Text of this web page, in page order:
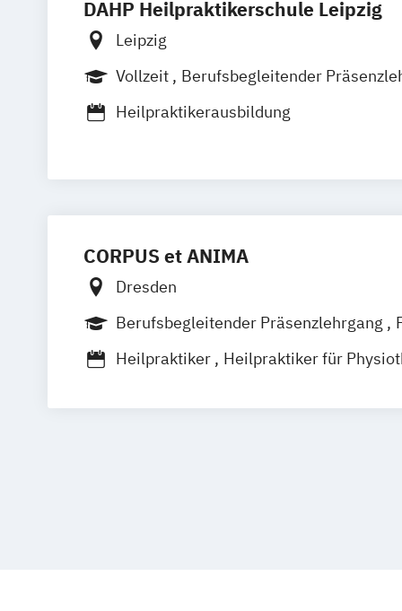
DAHP Heilpraktikerschule Leipzig
Leipzig
Vollzeit
Berufsbegleitender
Heilpraktikerausbildung
CORPUS et ANIMA
Dresden
Berufsbegleitender Präsenzlehrgang
Heilpraktiker
Heilpraktiker für
Heilpraktiker für Psychotherapie
Naturheilkunde und komplementäre